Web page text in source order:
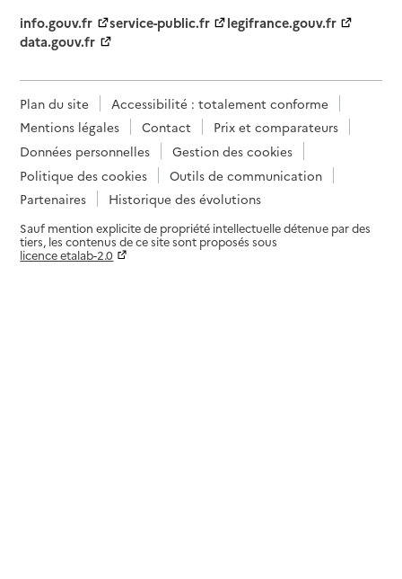
info.gouv.fr
service-public.fr
legifrance.gouv.fr
data.gouv.fr
Plan du site
Accessibilité : totalement conforme
Mentions légales
Contact
Prix et comparateurs
Données personnelles
Gestion des cookies
Politique des cookies
Outils de communication
Partenaires
Historique des évolutions
Sauf mention explicite de propriété intellectuelle détenue par des
tiers, les contenus de ce site sont proposés sous
licence etalab-2.0